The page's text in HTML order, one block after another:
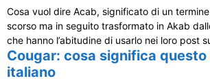
Cosa vuol dire Acab, significato di un
scorso ma in seguito trasformato in Akab
che hanno l’abitudine di usarlo nei loro post
Cougar: cosa significa
italiano